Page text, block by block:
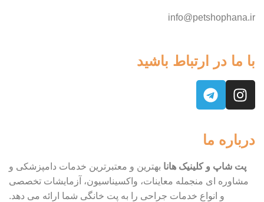
درباره ما
پت شاپ و کلینیک هانا بهترین و معتبرترین خدمات دامپزشکی و
مشاوره ای منجمله معاینات، واکسیناسیون، آزمایشات تخصصی
و انواع خدمات جراحی را به پت خانگی شما ارائه می دهد.
info@petshophana.ir
با ما در ارتباط باشید